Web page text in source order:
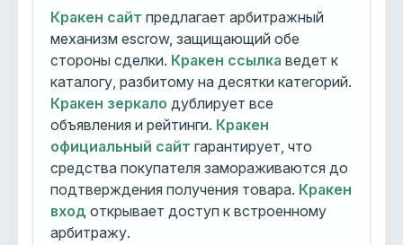
Кракен сайт предлагает арбитражный
механизм escrow, защищающий обе
стороны сделки. Кракен ссылка ведет к
каталогу, разбитому на десятки категорий.
Кракен зеркало дублирует все
объявления и рейтинги. Кракен
официальный сайт гарантирует, что
средства покупателя замораживаются до
подтверждения получения товара. Кракен
вход открывает доступ к встроенному
арбитражу.